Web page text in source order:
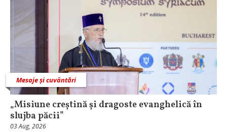
Mesaje și cuvântări
„Misiune creștină și dragoste evanghelică în
slujba păcii”
03 Aug, 2026